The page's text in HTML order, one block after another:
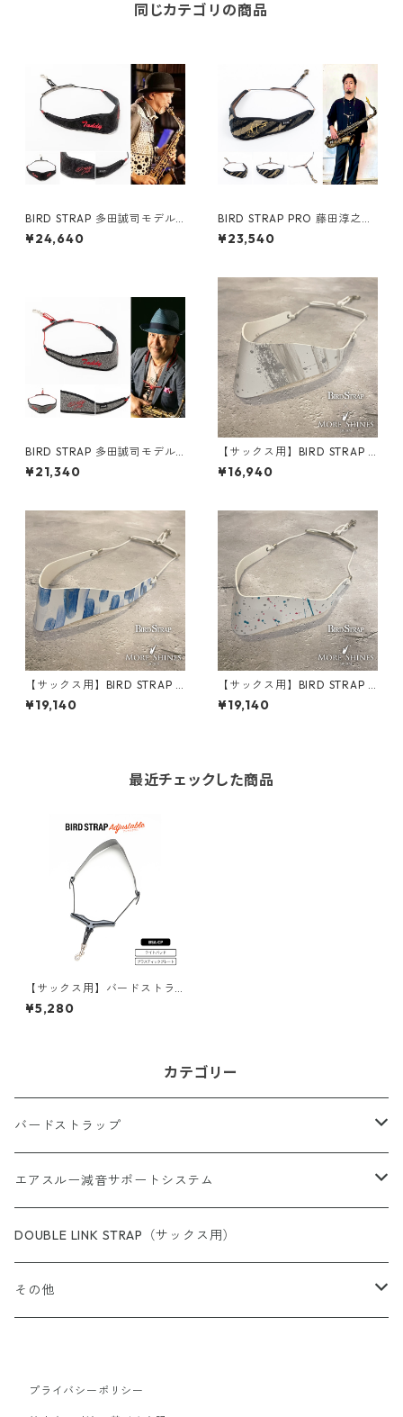
同じカテゴリの商品
BIRD STRAP 多田誠司モデル
Ⅲ
¥24,640
BIRD STRAP PRO 藤田淳之介
モデル
¥23,540
BIRD STRAP 多田誠司モデル
Ⅱ
¥21,340
【サックス用】BIRD STRAP ×
More Shines コラボモデル #
029
¥16,940
【サックス用】BIRD STRAP ×
More Shines コラボモデル #
027
¥19,140
【サックス用】BIRD STRAP ×
More Shines コラボモデル #
028
¥19,140
最近チェックした商品
【サックス用】バードストラ
ップ・アジャスタブル（ライ
ト）
¥5,280
カテゴリー
バードストラップ
サックス用
完成品（すべての商品）
完成品（ウォッシャブル）
完成品（ブレードクリンチタイプ）
ショルダー（サックス／ファゴット用）
完成品
クラリネット用
カスタムパーツ/アクセサリー
ストラップ
カスタムパーツ
エアスルー減音サポートシステム
エアスルー・リード
エアスルー・ミュートバッグ
エアスルー・パッチ
DOUBLE LINK STRAP（サックス用）
その他
カラーリングパッド（トランペット用）
プライバシーポリシー